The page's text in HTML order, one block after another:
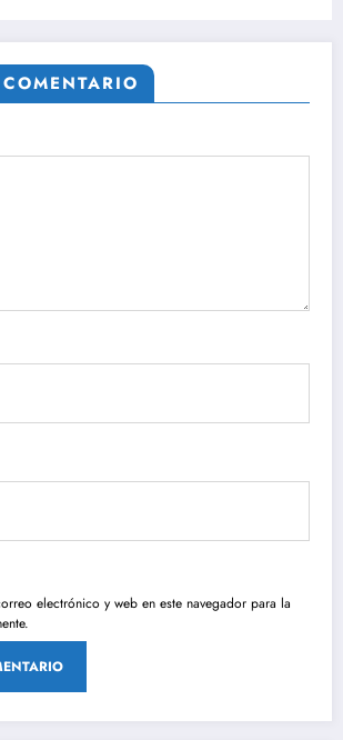
electrónico y web en este navegador para la